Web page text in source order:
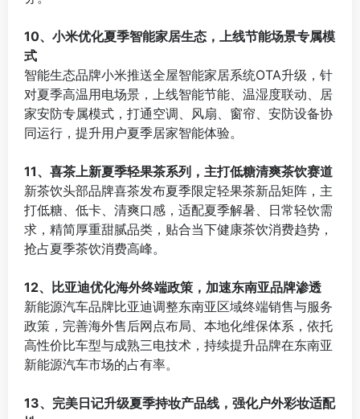
10、小米优化夏季智能家居生态，上线节能场景专属模
式
智能生态品牌小米推送全屋智能家居系统OTA升级，针
对夏季高温用电场景，上线智能节能、温湿度联动、居
家安防专属模式，打通空调、风扇、窗帘、安防设备协
同运行，提升用户夏季居家智能体验。
11、喜茶上新夏季轻果茶系列，主打低糖清爽茶饮赛道
新茶饮头部品牌喜茶发布夏季限定轻果茶新品矩阵，主
打低糖、低卡、清爽口感，适配夏季解暑、日常轻饮需
求，精简厚重甜腻品类，贴合当下健康茶饮消费趋势，
抢占夏季茶饮消费高峰。
12、比亚迪优化海外终端政策，加速东南亚品牌渗透
新能源汽车品牌比亚迪调整东南亚区域终端销售与服务
政策，完善海外售后网点布局、本地化维保体系，依托
高性价比车型与成熟三电技术，持续提升品牌在东南亚
新能源汽车市场的占有率。
13、完美日记升级夏季持妆产品线，强化户外彩妆适配